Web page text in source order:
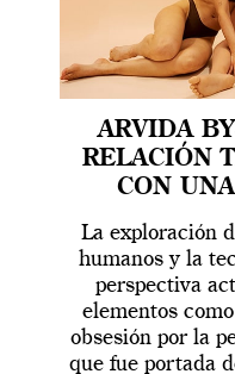
ARVIDA
RELACIÓN
CON
La exploración
humanos y la
perspectiva
elementos
obsesión por la
que fue portada